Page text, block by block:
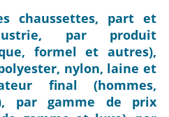
chaussettes, part et
par produit
formel et autres),
nylon, laine et
final (hommes,
par gamme de prix